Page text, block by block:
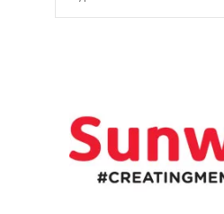
for